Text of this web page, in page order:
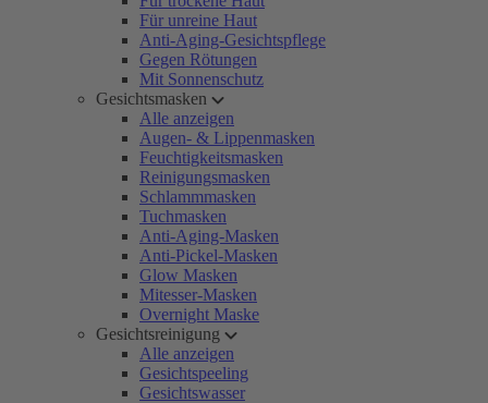
Für unreine Haut
Anti-Aging-Gesichtspflege
Gegen Rötungen
Mit Sonnenschutz
Gesichtsmasken
Alle anzeigen
Augen- & Lippenmasken
Feuchtigkeitsmasken
Reinigungsmasken
Schlammmasken
Tuchmasken
Anti-Aging-Masken
Anti-Pickel-Masken
Glow Masken
Mitesser-Masken
Overnight Maske
Gesichtsreinigung
Alle anzeigen
Gesichtspeeling
Gesichtswasser